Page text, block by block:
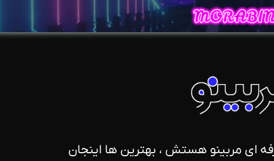
ای مربینو هستش ، بهترین ها اینجان